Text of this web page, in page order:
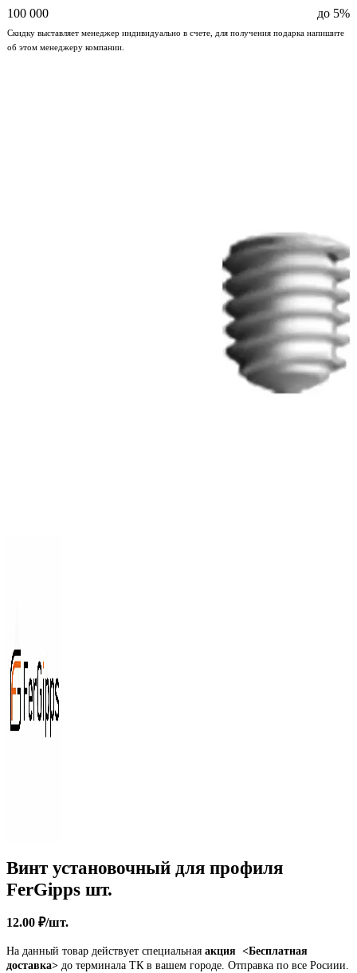
100 000 до 5%
Скидку выставляет менеджер индивидуально в счете, для получения подарка напишите
об этом менеджеру компании.
Винт установочный для профиля
FerGipps шт.
12.00 ₽/шт.
На данный товар действует специальная акция <Бесплатная
доставка> до терминала ТК в вашем городе. Отправка по все Росиии.